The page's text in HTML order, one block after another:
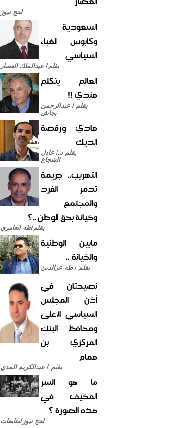
لحج نيوز
السعودية
وكابوس الغباء
السياسي
بقلم/ عبدالملك العصار
العالم يتكلم
هندي !!
بقلم / عبدالرحمن
بجاش
هادي ورقصة
الديك
بقلم د./ عادل
الشجاع
التهريب.. جريمة
تدمر الفرد
والمجتمع
وخيانة بحق الوطن ..؟
بقلم/طه العامري
مابين الوطنية
والخيانة ..
بقلم / طه عزالدين
نصيحتان في
أذن المجلس
السياسي الأعلى
ومحافظ البنك
المركزي بن
همام
بقلم / عبدالكريم المدي
ما هو السر
المخيف في
هذه الصورة ؟
لحج نيوز/متابعات